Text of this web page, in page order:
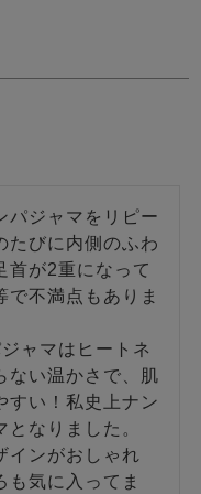
パジャマをリピー
たびに内側のふわ
首が2重になって
で不満点もありま
ャマはヒートネ
ない温かさで、肌
すい！私史上ナン
なりました。
インがおしゃれ
も気に入ってま